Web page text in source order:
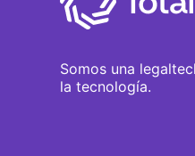
Somos una
la tecnología.